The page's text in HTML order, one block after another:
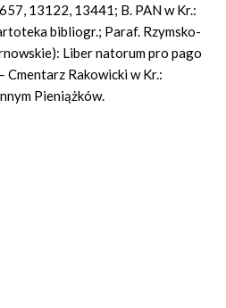
13122, 13441; B. PAN w Kr.:
bibliogr.; Paraf. Rzymsko-
Liber natorum pro pago
Cmentarz Rakowicki w Kr.:
Pieniążków.